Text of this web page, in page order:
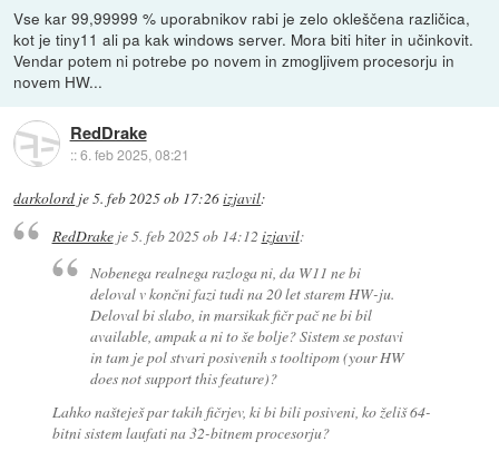
Vse kar 99,99999 % uporabnikov rabi je zelo okleščena različica,
kot je tiny11 ali pa kak windows server. Mora biti hiter in učinkovit.
Vendar potem ni potrebe po novem in zmogljivem procesorju in
novem HW...
RedDrake
::6. feb 2025, 08:21
darkolord je5. feb 2025 ob 17:26izjavil:
RedDrakeje5. feb 2025 ob 14:12 izjavil:
Nobenega realnega razloga ni, da W11 ne bi
deloval v končni fazi tudi na 20 let starem HW-ju.
Deloval bi slabo, in marsikak fičr pač ne bi bil
available, ampak a ni to še bolje? Sistem se postavi
in tam je pol stvari posivenih s tooltipom (your HW
does not support this feature)?
Lahko našteješ par takih fičrjev, ki bi bili posiveni, ko želiš 64-
bitni sistem laufati na 32-bitnem procesorju?